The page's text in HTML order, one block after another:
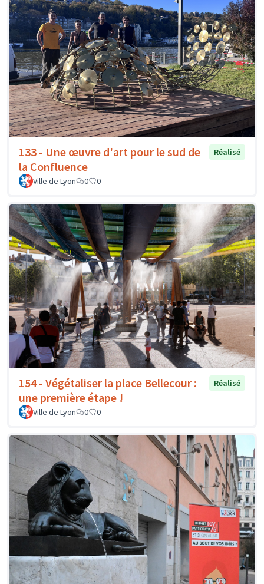
133 - Une œuvre d'art pour le sud de
la Confluence
Réalisé
Ville de Lyon 0 0
154 - Végétaliser la place Bellecour :
une première étape !
Réalisé
Ville de Lyon 0 0